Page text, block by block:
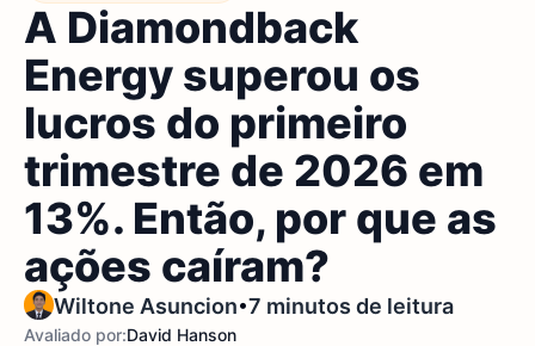
A Diamondback
Energy superou os
lucros do primeiro
trimestre de 2026 em
13%. Então, por que as
ações caíram?
Wiltone Asuncion•7 minutos de leitura
Avaliado por:David Hanson